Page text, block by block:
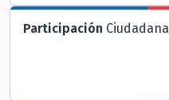
Participación Ciudadana